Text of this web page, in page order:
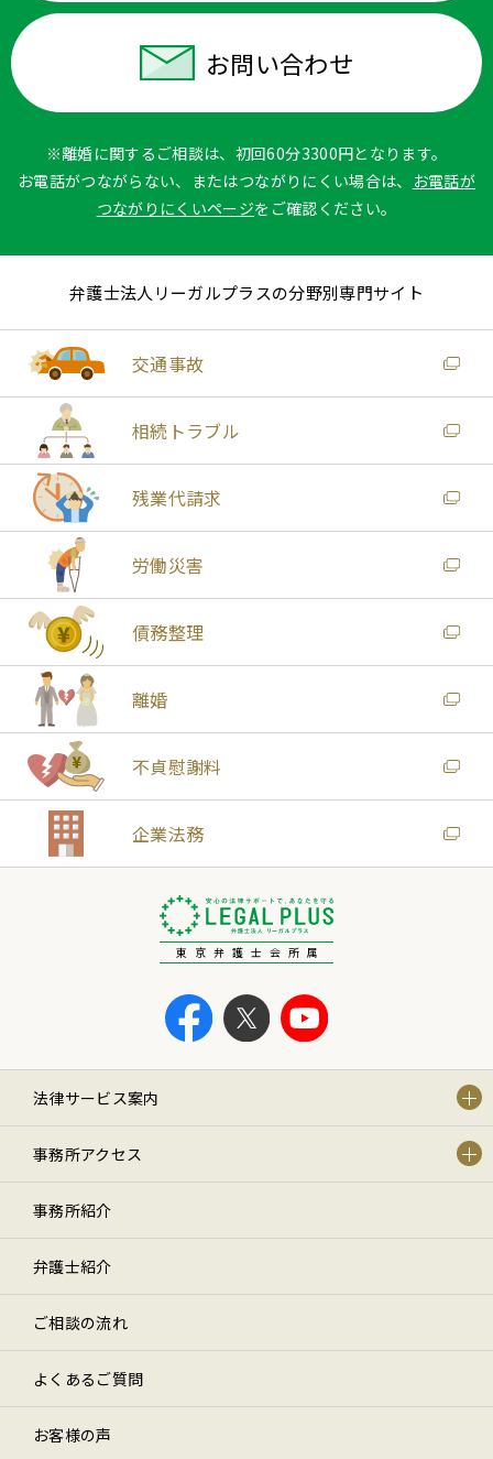
お問い合わせ
※離婚に関するご相談は、初回60分3300円となります。
お電話がつながらない、またはつながりにくい場合は、 お電話が
つながりにくいページをご確認ください。
弁護士法人リーガルプラスの分野別専門サイト
交通事故
相続トラブル
残業代請求
労働災害
債務整理
離婚
不貞慰謝料
企業法務
東京弁護士会所属
法律サービス案内
事務所アクセス
事務所紹介
弁護士紹介
ご相談の流れ
よくあるご質問
お客様の声